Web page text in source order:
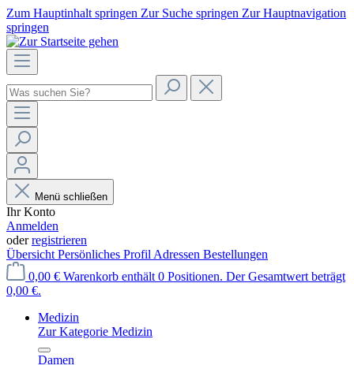
Zum Hauptinhalt springen Zur Suche springen Zur Hauptnavigation
springen
Menü schließen
Ihr Konto
Anmelden
oderregistrieren
Übersicht Persönliches Profil Adressen Bestellungen
0,00 € Warenkorb enthält 0 Positionen. Der Gesamtwert beträgt
0,00 €.
Medizin
Zur Kategorie Medizin
Damen